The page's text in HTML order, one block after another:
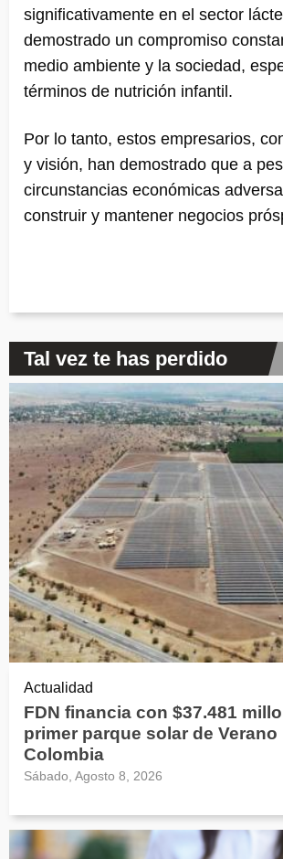
significativamente en el sector
demostrado un compromiso
medio ambiente y la sociedad,
términos de nutrición infantil.
Por lo tanto, estos empresarios,
y visión, han demostrado que a
circunstancias económicas
construir y mantener negocios
Tal vez te has perdido
Actualidad
FDN financia con $37.481
primer parque solar de Verano
Colombia
Sábado, Agosto 8, 2026